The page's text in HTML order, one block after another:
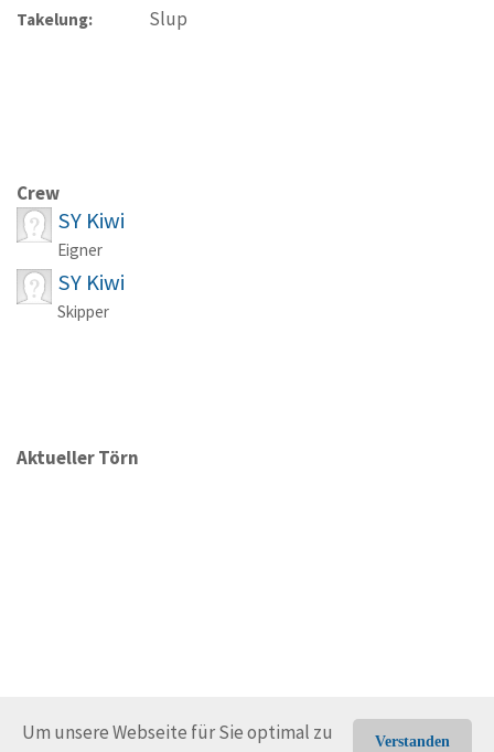
Verstanden
Um unsere Webseite für Sie optimal zu
Takelung: Slup
Crew
SY Kiwi
Eigner
SY Kiwi
Skipper
Aktueller Törn